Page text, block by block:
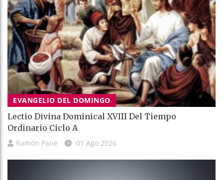
EVANGELIO DEL DOMINGO
Lectio Divina Dominical XVIII Del Tiempo
Ordinario Ciclo A
Ramón Pané 01 Ago 2026